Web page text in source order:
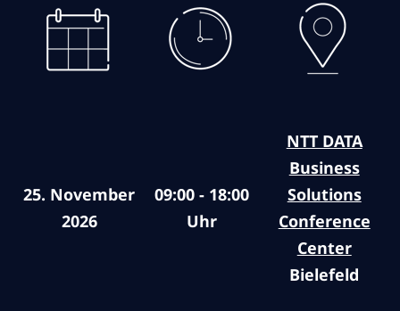
Auf der Zielgeraden: Key
Takeaways & Ausblick
16:00 Uhr
Knüpfen Sie beim Networking neue
25. November
2026
09:00 - 18:00
Uhr
NTT DATA
Business
Solutions
Conference
Center
Bielefeld